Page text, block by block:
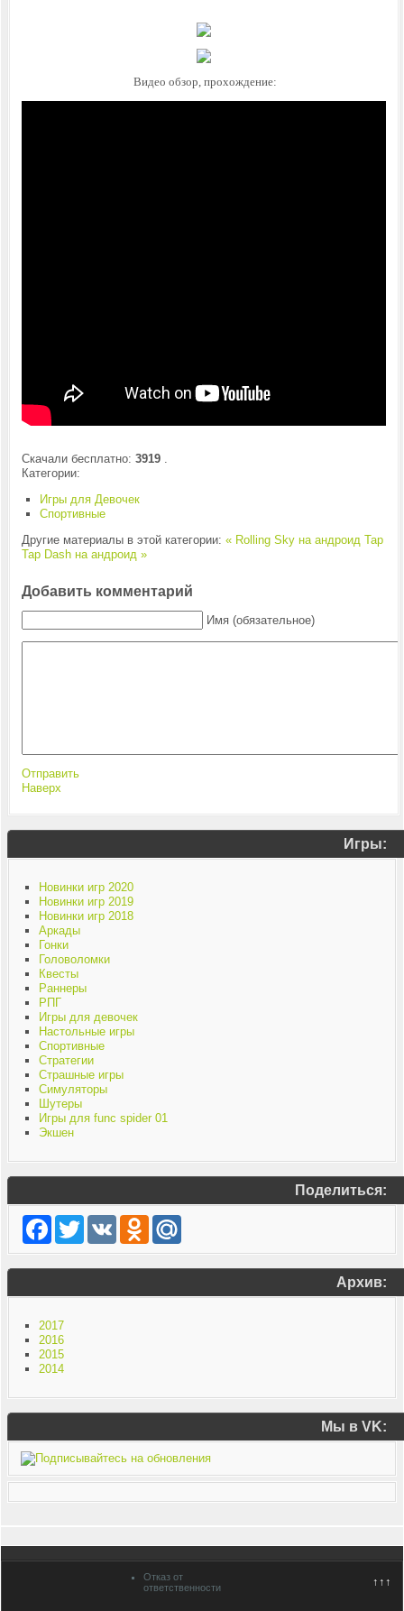
Видео обзор, прохождение:
Скачали бесплатно: 3919.
Категории:
Игры для Девочек
Спортивные
Другие материалы в этой категории: « Rolling Sky на андроид Tap
Tap Dash на андроид »
Добавить комментарий
Имя (обязательное)
Отправить
Наверх
Игры:
Новинки игр 2020
Новинки игр 2019
Новинки игр 2018
Аркады
Гонки
Головоломки
Квесты
Раннеры
РПГ
Игры для девочек
Настольные игры
Спортивные
Стратегии
Страшные игры
Симуляторы
Шутеры
Игры для func spider 01
Экшен
Поделиться:
Facebook
TwitterVK Odnoklassniki
Mail.Ru
Архив:
2017
2016
2015
2014
Мы в VK:
↑↑↑
Отказ от
ответственности